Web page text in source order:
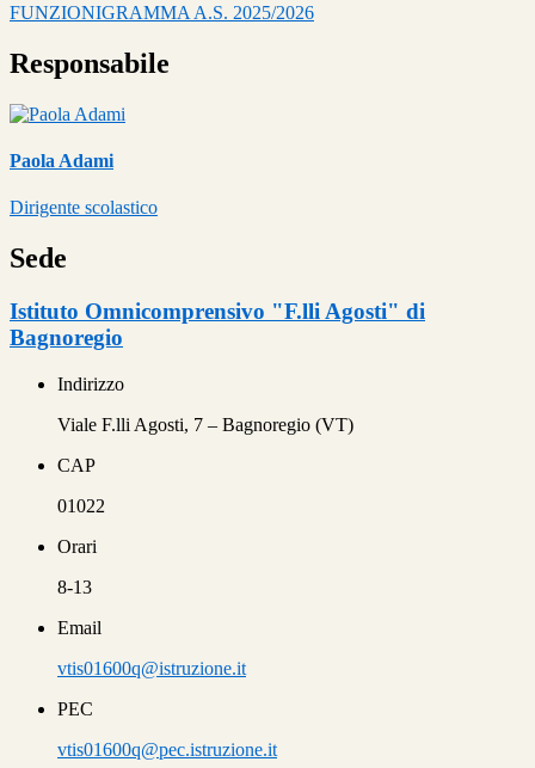
FUNZIONIGRAMMA A.S. 2025/2026
Responsabile
Paola Adami
Dirigente scolastico
Sede
Istituto Omnicomprensivo "F.lli Agosti" di
Bagnoregio
Indirizzo
Viale F.lli Agosti, 7 – Bagnoregio (VT)
CAP
01022
Orari
8-13
Email
vtis01600q@istruzione.it
PEC
vtis01600q@pec.istruzione.it